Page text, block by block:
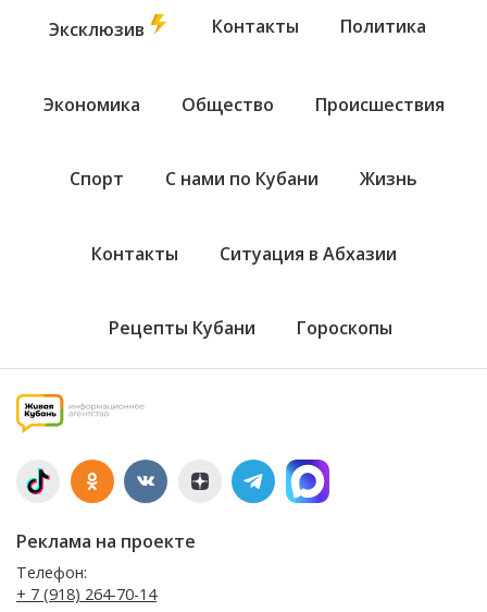
Эксклюзив Контакты Политика
Экономика Общество Происшествия
Спорт С нами по Кубани Жизнь
Контакты Ситуация в Абхазии
Рецепты Кубани Гороскопы
Реклама на проекте
Телефон:
+ 7 (918) 264-70-14